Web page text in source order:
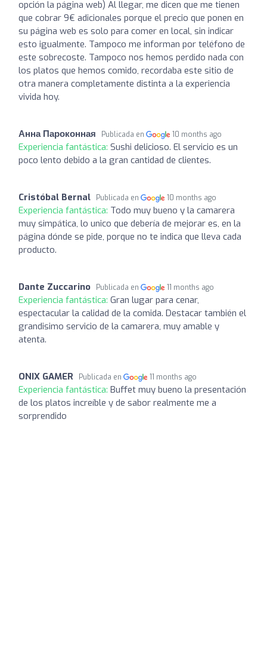
opción la página web) Al llegar, me dicen que me tienen
que cobrar 9€ adicionales porque el precio que ponen en
su página web es solo para comer en local, sin indicar
esto igualmente. Tampoco me informan por teléfono de
este sobrecoste. Tampoco nos hemos perdido nada con
los platos que hemos comido, recordaba este sitio de
otra manera completamente distinta a la experiencia
vivida hoy.
Анна Пароконная Publicada en 10 months ago
Experiencia fantástica: Sushi delicioso. El servicio es un
poco lento debido a la gran cantidad de clientes.
Cristóbal Bernal Publicada en 10 months ago
Experiencia fantástica: Todo muy bueno y la camarera
muy simpática, lo unico que debería de mejorar es, en la
página dónde se pide, porque no te indica que lleva cada
producto.
Dante Zuccarino Publicada en 11 months ago
Experiencia fantástica: Gran lugar para cenar,
espectacular la calidad de la comida. Destacar también el
grandisimo servicio de la camarera, muy amable y
atenta.
ONIX GAMER Publicada en 11 months ago
Experiencia fantástica: Buffet muy bueno la presentación
de los platos increíble y de sabor realmente me a
sorprendido